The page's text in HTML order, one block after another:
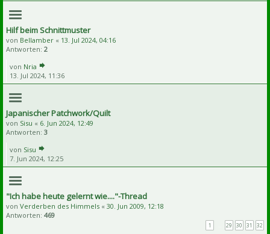
Hilf beim Schnittmuster
von Bellamber « 13. Jul 2024, 04:16
Antworten: 2
von Nria
13. Jul 2024, 11:36
Japanischer Patchwork/Quilt
von Sisu « 6. Jun 2024, 12:49
Antworten: 3
von Sisu
7. Jun 2024, 12:25
"Ich habe heute gelernt wie...."-Thread
von Verderben des Himmels « 30. Jun 2009, 12:18
Antworten: 469
1 29 30 31 32